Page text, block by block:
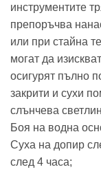
инструментите
препоръчва
или при стайна
могат да
осигурят пълно
закрити и сухи
слънчева
Боя на водна
Суха на допир
след 4 часа;